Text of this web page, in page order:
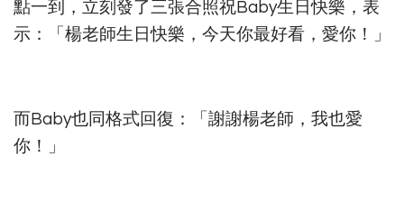
點一到，立刻發了三張合照祝Baby生日快樂，表
示：「楊老師生日快樂，今天你最好看，愛你！」
而Baby也同格式回復：「謝謝楊老師，我也愛
你！」